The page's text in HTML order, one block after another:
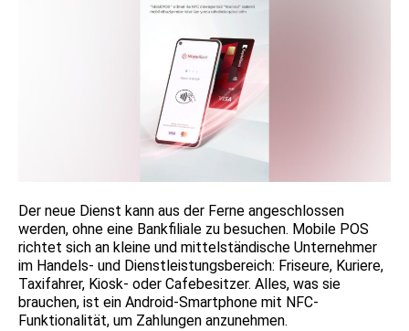
Der neue Dienst kann aus der Ferne angeschlossen
werden, ohne eine Bankfiliale zu besuchen. Mobile POS
richtet sich an kleine und mittelständische Unternehmer
im Handels- und Dienstleistungsbereich: Friseure, Kuriere,
Taxifahrer, Kiosk- oder Cafebesitzer. Alles, was sie
brauchen, ist ein Android-Smartphone mit NFC-
Funktionalität, um Zahlungen anzunehmen.